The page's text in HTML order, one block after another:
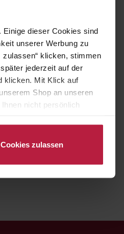
dieser Cookies sind
unserer Werbung zu
klicken, stimmen
jederzeit auf der
klicken. Mit Klick auf
Shop an unseren
nicht persönlich
Cookies zulassen